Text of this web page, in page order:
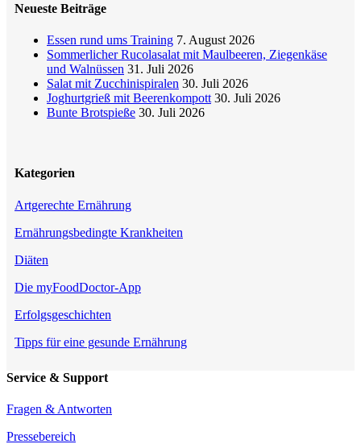
Neueste Beiträge
Essen rund ums Training 7. August 2026
Sommerlicher Rucolasalat mit Maulbeeren, Ziegenkäse
und Walnüssen 31. Juli 2026
Salat mit Zucchinispiralen 30. Juli 2026
Joghurtgrieß mit Beerenkompott 30. Juli 2026
Bunte Brotspieße 30. Juli 2026
Kategorien
Artgerechte Ernährung
Ernährungsbedingte Krankheiten
Diäten
Die myFoodDoctor-App
Erfolgsgeschichten
Tipps für eine gesunde Ernährung
Service & Support
Fragen & Antworten
Pressebereich